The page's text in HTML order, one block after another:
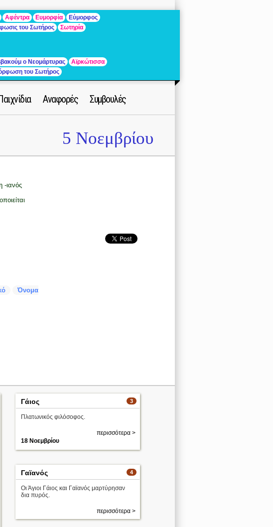
Αφέντρα Ευμορφία
Εύμορφος
του Σωτήρος
Σωτηρία
ο Νεομάρτυρας
Αϊρκώτισσα
του Σωτήρος
Αναφορές Συμβουλές
5 Νοεμβρίου
-ιανός
Όνομα
3
Γάιος
Πλατωνικός φιλόσοφος.
περισσότερα >
18 Νοεμβρίου
4
Γαϊανός
Οι Άγιοι Γάιος και Γαϊανός μαρτύρησαν
δια πυρός.
περισσότερα >